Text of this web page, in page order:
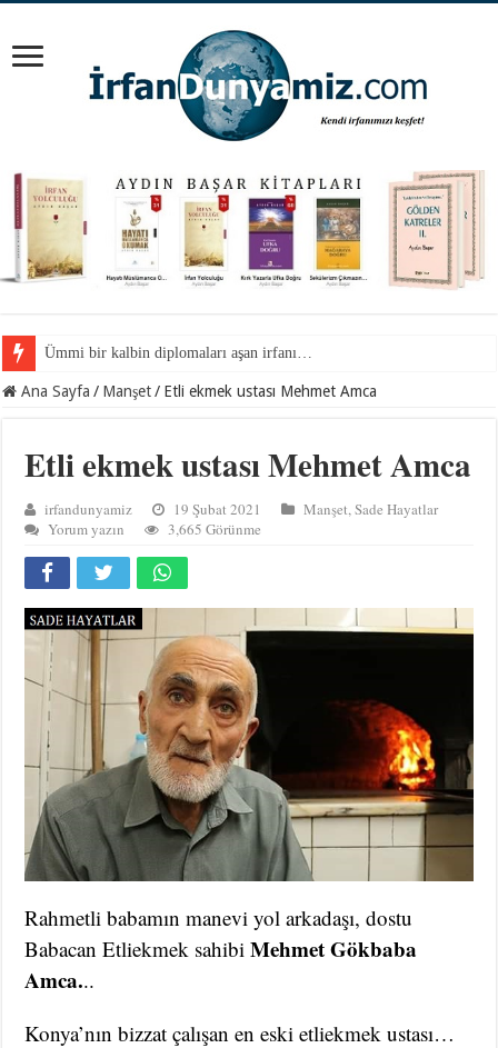
Camdaki yazılar…
Ana Sayfa / Manşet / Etli ekmek ustası Mehmet Amca
Etli ekmek ustası Mehmet Amca
irfandunyamiz 19 Şubat 2021 Manşet,Sade Hayatlar
Yorum yazın
3,665 Görünme
Rahmetli babamın manevi yol arkadaşı, dostu
Babacan Etliekmek sahibiMehmet Gökbaba
Amca...
Konya’nın bizzat çalışan en eski etliekmek ustası…